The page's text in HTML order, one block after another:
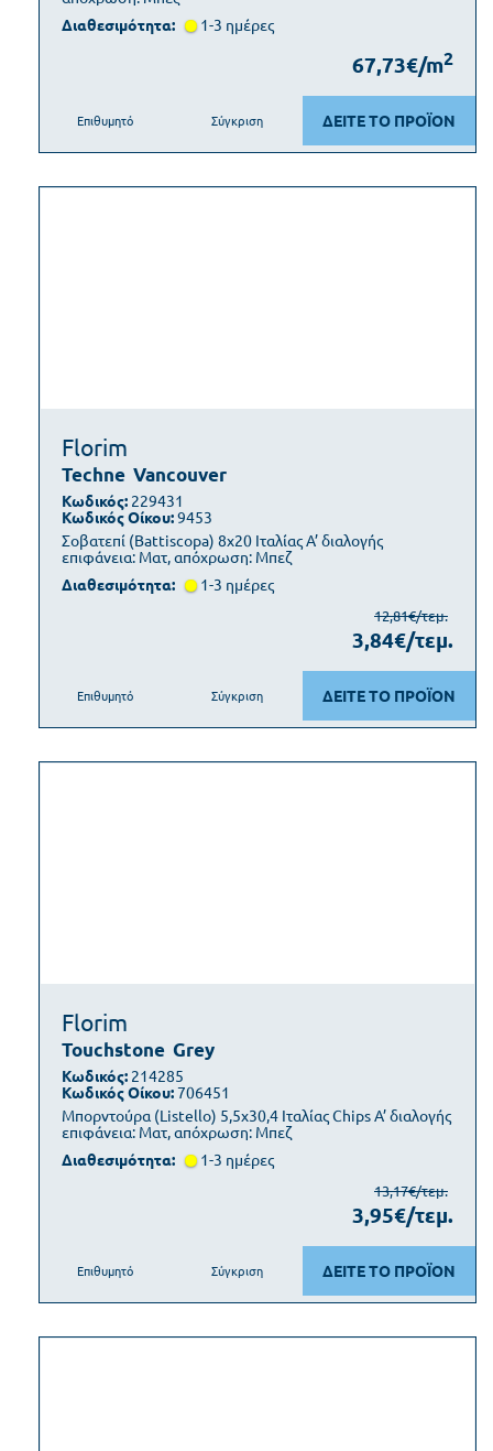
Διαθεσιμότητα:
1-3 ημέρες
67,73€/m2
ΔΕΙΤΕ ΤΟ ΠΡΟΪΟΝ
Επιθυμητό Σύγκριση
Florim
Techne Vancouver
Σοβατεπί (Battiscopa) 8x20 Ιταλίας Α’ διαλογής
επιφάνεια: Ματ, απόχρωση: Μπεζ
Κωδικός: 229431
Κωδικός Οίκου:9453
Διαθεσιμότητα: 1-3 ημέρες
12,81€/τεμ.
3,84€/τεμ.
ΔΕΙΤΕ ΤΟ ΠΡΟΪΟΝ
Επιθυμητό Σύγκριση
Florim
Touchstone Grey
Μπορντούρα (Listello) 5,5x30,4 Ιταλίας Chips Α’ διαλογής
επιφάνεια: Ματ, απόχρωση: Μπεζ
Κωδικός: 214285
Κωδικός Οίκου:706451
Διαθεσιμότητα: 1-3 ημέρες
13,17€/τεμ.
3,95€/τεμ.
ΔΕΙΤΕ ΤΟ ΠΡΟΪΟΝ
Επιθυμητό Σύγκριση